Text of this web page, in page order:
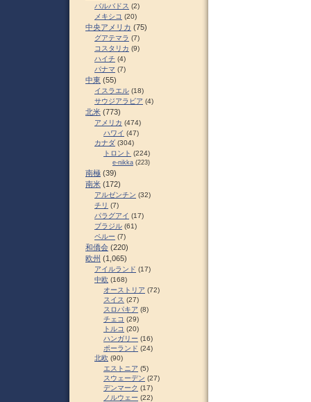
バルバドス (2)
メキシコ (20)
中央アメリカ (75)
グアテマラ (7)
コスタリカ (9)
ハイチ (4)
パナマ (7)
中東 (55)
イスラエル (18)
サウジアラビア (4)
北米 (773)
アメリカ (474)
ハワイ (47)
カナダ (304)
トロント (224)
e-nikka (223)
南極 (39)
南米 (172)
アルゼンチン (32)
チリ (7)
パラグアイ (17)
ブラジル (61)
ペルー (7)
和僑会 (220)
欧州 (1,065)
アイルランド (17)
中欧 (168)
オーストリア (72)
スイス (27)
スロパキア (8)
チェコ (29)
トルコ (20)
ハンガリー (16)
ポーランド (24)
北欧 (90)
エストニア (5)
スウェーデン (27)
デンマーク (17)
ノルウェー (22)